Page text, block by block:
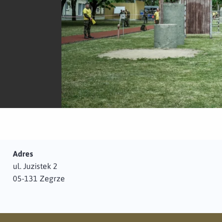
Adres
ul. Juzistek 2
05-131 Zegrze